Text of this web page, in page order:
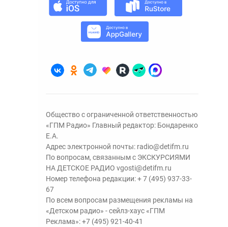
Общество с ограниченной ответственностью
«ГПМ Радио» Главный редактор: Бондаренко
Е.А.
Адрес электронной почты: radio@detifm.ru
По вопросам, связанным с ЭКСКУРСИЯМИ
НА ДЕТСКОЕ РАДИО vgosti@detifm.ru
Номер телефона редакции:+ 7 (495) 937-33-
67
По всем вопросам размещения рекламы на
«Детском радио» - сейлз-хаус «ГПМ
Реклама»:+7 (495) 921-40-41